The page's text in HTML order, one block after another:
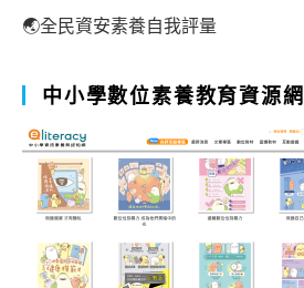
🌏全民資安素養自我評量
中小學數位素養教育資源網